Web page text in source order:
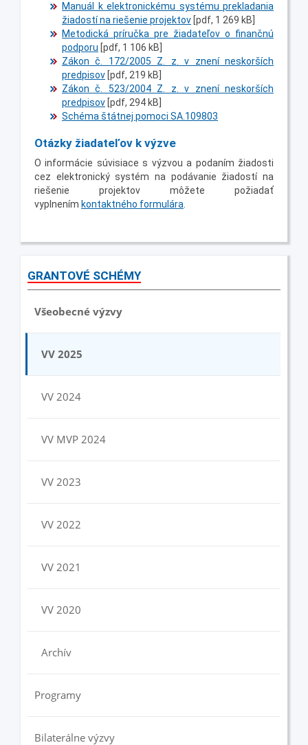
Manuál k elektronickému systému prekladania
žiadostí na riešenie projektov [pdf, 1 269 kB]
Metodická príručka pre žiadateľov o finančnú
podporu [pdf, 1 106 kB]
Zákon č. 172/2005 Z. z. v znení neskorších
predpisov [pdf, 219 kB]
Zákon č. 523/2004 Z. z. v znení neskorších
predpisov [pdf, 294 kB]
Schéma štátnej pomoci SA.109803
Otázky žiadateľov k výzve
O informácie súvisiace s výzvou a podaním žiadosti
cez elektronický systém na podávanie žiadostí na
riešenie projektov môžete požiadať
vyplnením kontaktného formulára
GRANTOVÉ SCHÉMY
Všeobecné výzvy
VV 2025
VV 2024
VV MVP 2024
VV 2023
VV 2022
VV 2021
VV 2020
Archív
Programy
Bilaterálne výzvy